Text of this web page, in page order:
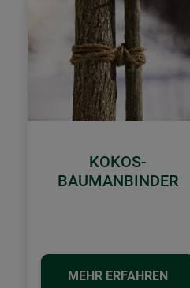
KOKOS-
BAUMANBINDER
MEHR ERFAHREN